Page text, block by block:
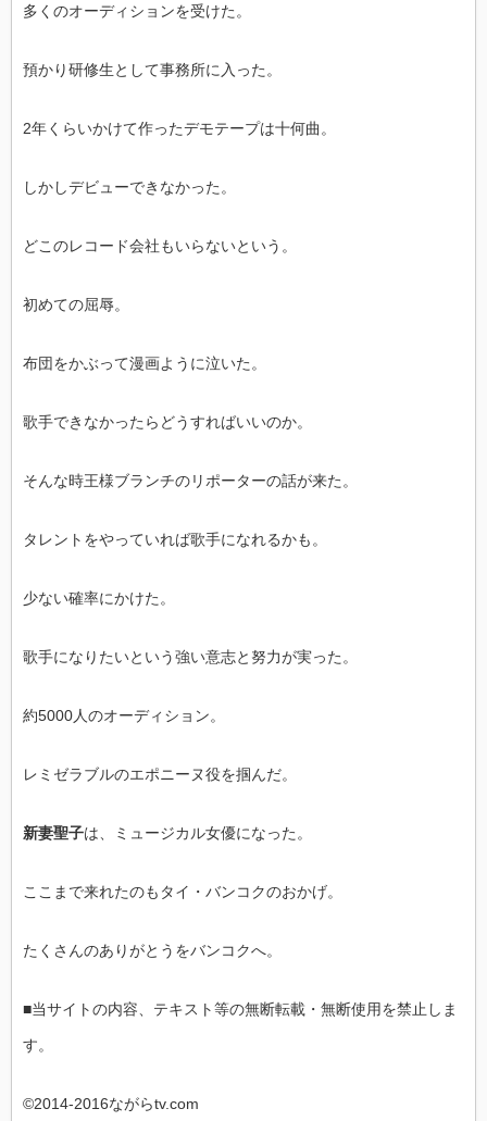
多くのオーディションを受けた。
預かり研修生として事務所に入った。
2年くらいかけて作ったデモテープは十何曲。
しかしデビューできなかった。
どこのレコード会社もいらないという。
初めての屈辱。
布団をかぶって漫画ように泣いた。
歌手できなかったらどうすればいいのか。
そんな時王様ブランチのリポーターの話が来た。
タレントをやっていれば歌手になれるかも。
少ない確率にかけた。
歌手になりたいという強い意志と努力が実った。
約5000人のオーディション。
レミゼラブルのエポニーヌ役を掴んだ。
新妻聖子は、ミュージカル女優になった。
ここまで来れたのもタイ・バンコクのおかげ。
たくさんのありがとうをバンコクへ。
■当サイトの内容、テキスト等の無断転載・無断使用を禁止しま
す。
©2014-2016ながらtv.com